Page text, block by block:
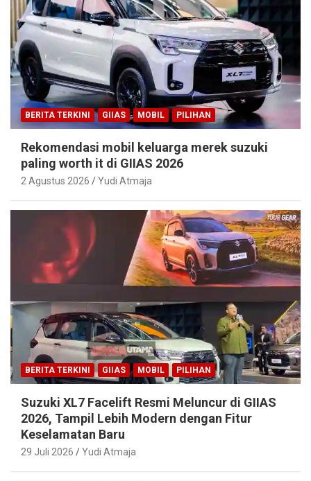
BERITA TERKINI GIIAS MOBIL PILIHAN
Rekomendasi mobil keluarga merek suzuki
paling worth it di GIIAS 2026
2 Agustus 2026 Yudi Atmaja
BERITA TERKINI GIIAS MOBIL PILIHAN
Suzuki XL7 Facelift Resmi Meluncur di GIIAS
2026, Tampil Lebih Modern dengan Fitur
Keselamatan Baru
29 Juli 2026 Yudi Atmaja